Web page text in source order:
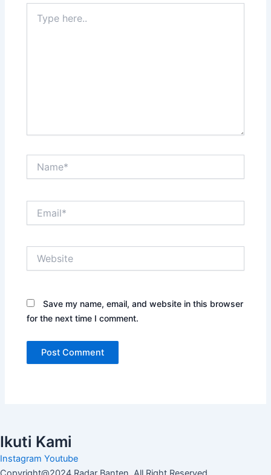
here..
Save my name, email, and website in this browser
for the next time I comment.
Ikuti Kami
Instagram Youtube